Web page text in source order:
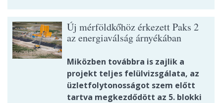
Új mérföldkőhöz érkezett Paks 2
az energiaválság árnyékában
Miközben továbbra is zajlik a
projekt teljes felülvizsgálata, az
üzletfolytonosságot szem előtt
tartva megkezdődött az 5. blokki